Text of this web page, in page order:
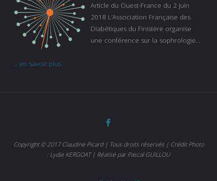
de la Caisse primaire d’assurance-
maladie. C’est aussi une pathologie
qui peut être handicapante et coûte
cher quand on sait que 37 % des
d’autant que le diabète
Article du Ouest-France du 2 juin
2018 L’Association Française des
Diabétiques du Finistère organise
une conférence sur la sophrologie
... en savoir plus
Copyright © 2017 Claudine Picard | Tous droits réservés | Crédit Photo
: Lydie KERGOAT | Réalisé par Pascal GUILLOU